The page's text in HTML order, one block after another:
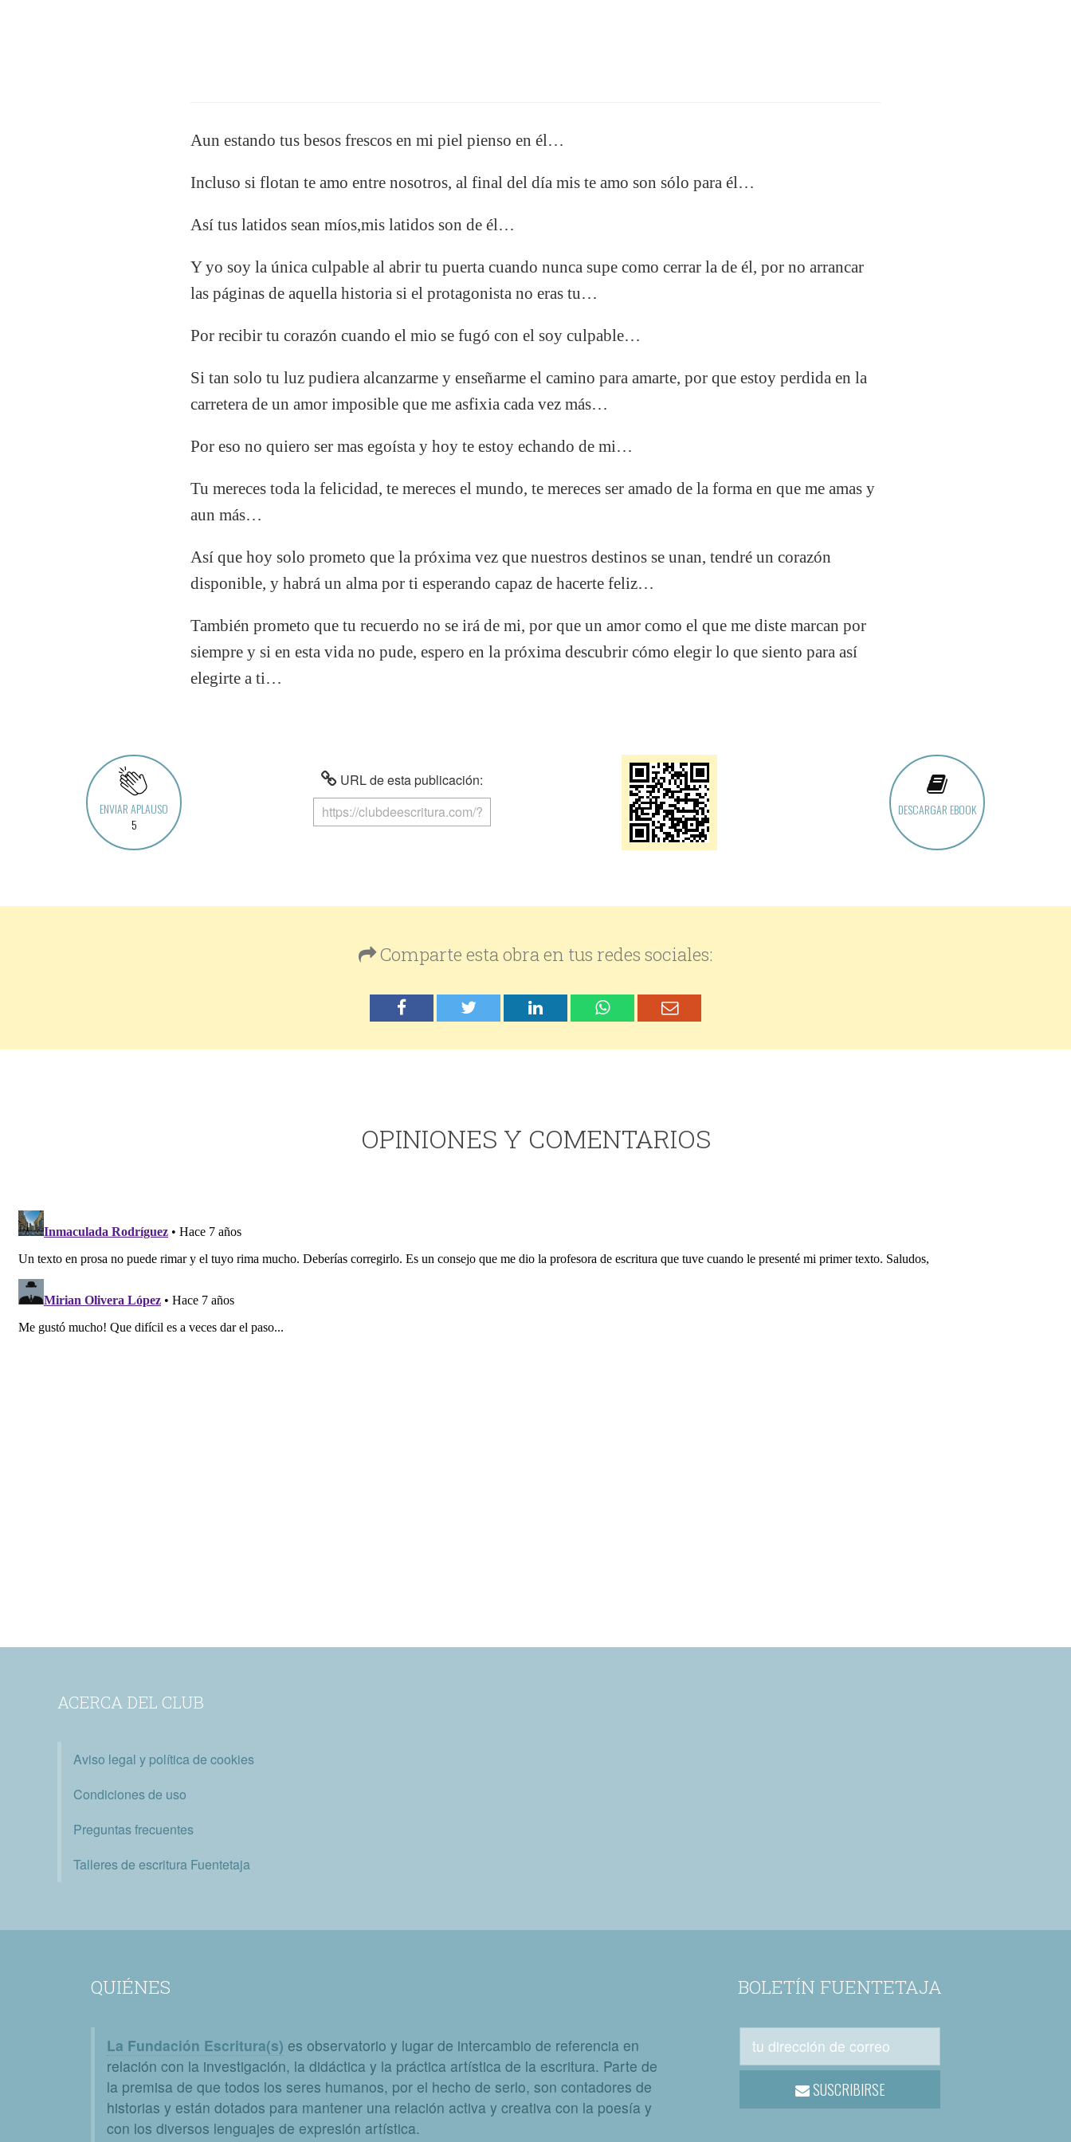
Aun estando tus besos frescos en mi piel pienso en él…
Incluso si flotan te amo entre nosotros, al final del día mis te amo son sólo para él…
Así tus latidos sean míos,mis latidos son de él…
Y yo soy la única culpable al abrir tu puerta cuando nunca supe como cerrar la de él, por no arrancar
las páginas de aquella historia si el protagonista no eras tu…
Por recibir tu corazón cuando el mio se fugó con el soy culpable…
Si tan solo tu luz pudiera alcanzarme y enseñarme el camino para amarte, por que estoy perdida en la
carretera de un amor imposible que me asfixia cada vez más…
Por eso no quiero ser mas egoísta y hoy te estoy echando de mi…
Tu mereces toda la felicidad, te mereces el mundo, te mereces ser amado de la forma en que me amas y
aun más…
Así que hoy solo prometo que la próxima vez que nuestros destinos se unan, tendré un corazón
disponible, y habrá un alma por ti esperando capaz de hacerte feliz…
También prometo que tu recuerdo no se irá de mi, por que un amor como el que me diste marcan por
siempre y si en esta vida no pude, espero en la próxima descubrir cómo elegir lo que siento para así
elegirte a ti…
ENVIAR APLAUSO
5
URL de esta publicación:
DESCARGAR EBOOK
Comparte esta obra en tus redes sociales:
OPINIONES Y COMENTARIOS
ACERCA DEL CLUB
Aviso legal y política de cookies
Condiciones de uso
Preguntas frecuentes
Talleres de escritura Fuentetaja
QUIÉNES
La Fundación Escritura(s) es observatorio y lugar de intercambio de referencia en
relación con la investigación, la didáctica y la práctica artística de la escritura. Parte de
la premisa de que todos los seres humanos, por el hecho de serlo, son contadores de
historias y están dotados para mantener una relación activa y creativa con la poesía y
con los diversos lenguajes de expresión artística.
BOLETÍN FUENTETAJA
SUSCRIBIRSE